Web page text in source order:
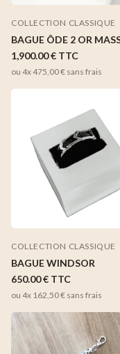
COLLECTION CLASSIQUE
BAGUE ÔDE 2 OR
1,900.00 € TTC
ou 4x475,00 € sans frais
COLLECTION CLASSIQUE
BAGUE WINDSOR
650.00 € TTC
ou 4x 162,50 € sans frais